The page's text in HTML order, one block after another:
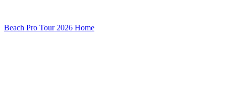
Beach Pro Tour 2026 Home